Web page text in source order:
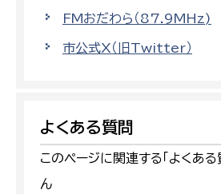
FMおだわら（87.9MHz)
市公式X（旧Twitter）
よくある質問
このページに関連する「よくある
ん